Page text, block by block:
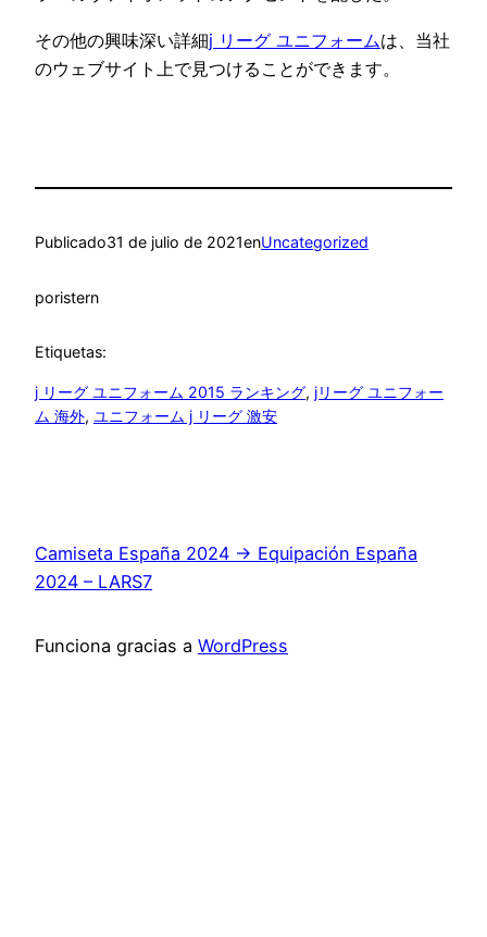
その他の興味深い詳細j リーグ ユニフォームは、当社
のウェブサイト上で見つけることができます。
Publicado31 de julio de 2021enUncategorized
poristern
Etiquetas:
j リーグ ユニフォーム 2015 ランキング, jリーグ ユニフォー
ム 海外, ユニフォーム j リーグ 激安
Camiseta España 2024 → Equipación España
2024 – LARS7
Funciona gracias a WordPress